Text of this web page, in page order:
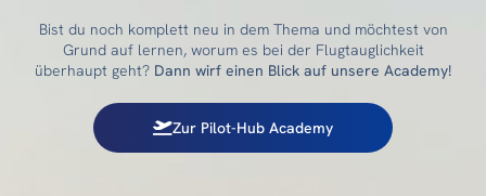
Bist du noch komplett neu in dem Thema und möchtest von
Grund auf lernen, worum es bei der Flugtauglichkeit
überhaupt geht? Dann wirf einen Blick auf unsere Academy!
Zur Pilot-Hub Academy